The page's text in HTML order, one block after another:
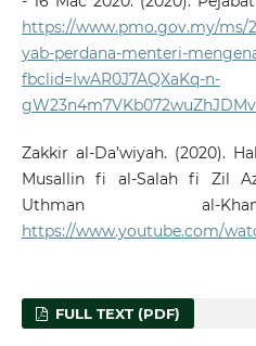
https://www.pmo.gov.my/ms/
yab-perdana-menteri-
fbclid=IwAR0J7AQXaKq-n-
Zakkir al-Da’wiyah. (2020).
Musallin fi al-Salah fi Zil
Uthman al-
https://www.youtube.com/
FULL TEXT (PDF)